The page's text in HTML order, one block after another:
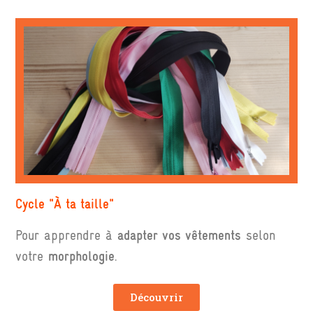
Cycle "À ta taille"
Pour apprendre à adapter vos vêtements selon
votre morphologie.
Découvrir